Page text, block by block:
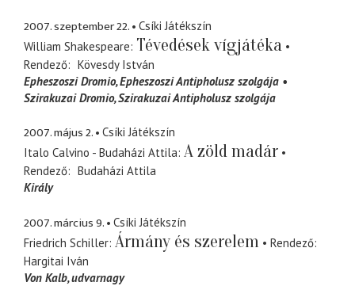
2007. szeptember 22.
Csíki Játékszín
William Shakespeare Tévedések vígjátéka
Rendező
Kövesdy István
Epheszoszi Dromio Epheszoszi Antipholusz szolgája
Szirakuzai Dromio Szirakuzai Antipholusz szolgája
2007. május 2.
Csíki Játékszín
Italo Calvino - Budaházi Attila A zöld madár
Rendező
Budaházi Attila
Király
2007. március 9.
Csíki Játékszín
Friedrich Schiller Ármány és szerelem
Rendező
Hargitai Iván
Von Kalb udvarnagy